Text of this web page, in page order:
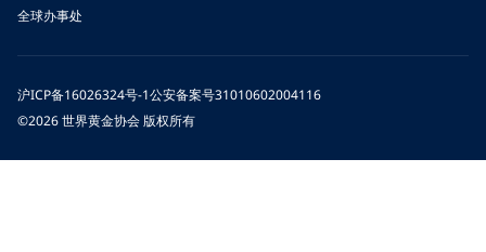
全球办事处
沪ICP备16026324号-1公安备案号31010602004116
©2026 世界黄金协会 版权所有